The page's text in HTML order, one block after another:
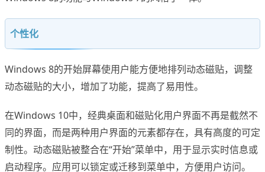
个性化
Windows 8的开始屏幕使用户能方便地排列动态磁贴，调整
动态磁贴的大小，增加了功能，提高了易用性。
在Windows 10中，经典桌面和磁贴化用户界面不再是截然不
同的界面，而是两种用户界面的元素都存在，具有高度的可定
制性。动态磁贴被整合在“开始”菜单中，用于显示实时信息或
启动程序。应用可以锁定或迁移到菜单中，方便用户访问。